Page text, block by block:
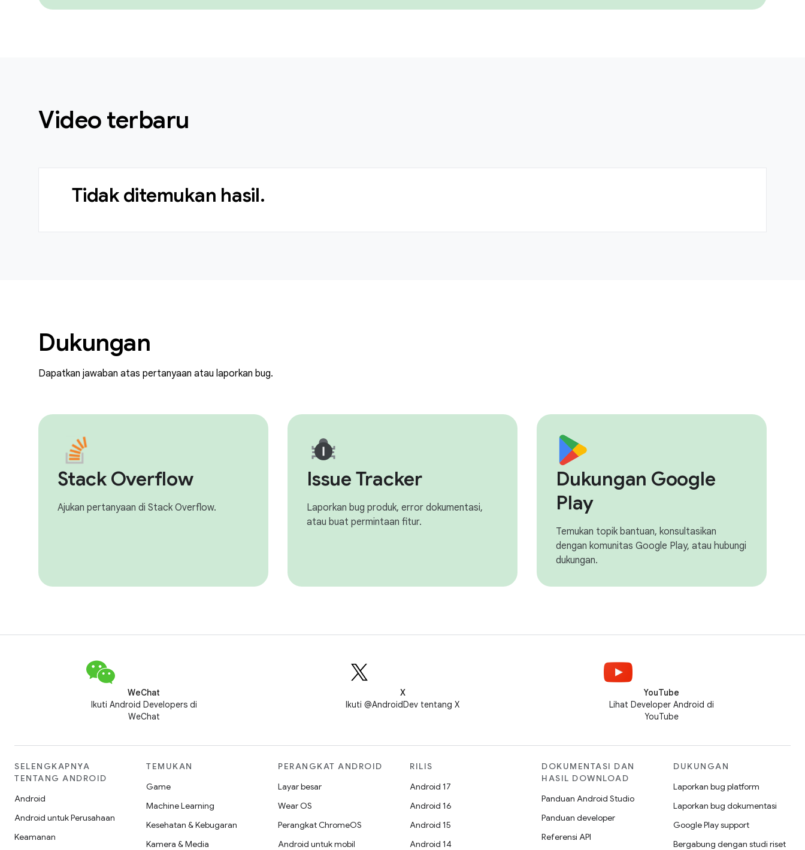
Video terbaru
Tidak ditemukan hasil.
Dukungan
Dapatkan jawaban atas pertanyaan atau laporkan bug.
Stack Overflow
Ajukan pertanyaan di Stack Overflow.
Issue Tracker
Laporkan bug produk, error dokumentasi,
atau buat permintaan fitur.
Dukungan Google
Play
Temukan topik bantuan, konsultasikan
dengan komunitas Google Play, atau hubungi
dukungan.
WeChat
Ikuti Android Developers di
WeChat
X
Ikuti @AndroidDev tentang X
YouTube
Lihat Developer Android di
YouTube
SELENGKAPNYA
TENTANG ANDROID
Android
Android untuk Perusahaan
Keamanan
TEMUKAN
Game
Machine Learning
Kesehatan & Kebugaran
Kamera & Media
PERANGKAT ANDROID
Layar besar
Wear OS
Perangkat ChromeOS
Android untuk mobil
RILIS
Android 17
Android 16
Android 15
Android 14
DOKUMENTASI DAN
HASIL DOWNLOAD
Panduan Android Studio
Panduan developer
Referensi API
DUKUNGAN
Laporkan bug platform
Laporkan bug dokumentasi
Google Play support
Bergabung dengan studi riset